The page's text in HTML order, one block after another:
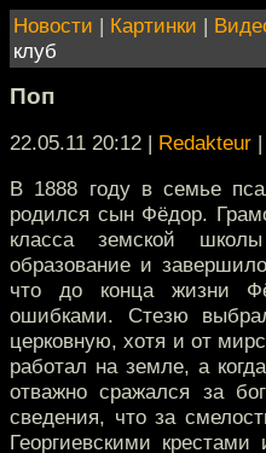
Новости | Картинки |
клуб
Поп
22.05.11 20:12 | Redakteur |
В 1888 году в семье
родился сын Фёдор.
класса земской
образование и
что до конца жизни
ошибками. Стезю
церковную, хотя и от
работал на земле, а
отважно сражался за
сведения, что за
Георгиевскими